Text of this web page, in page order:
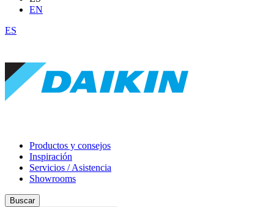
EN
ES
Productos y consejos
Inspiración
Servicios / Asistencia
Showrooms
Buscar